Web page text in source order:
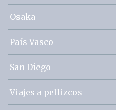
Osaka
País Vasco
San Diego
Viajes a pellizcos